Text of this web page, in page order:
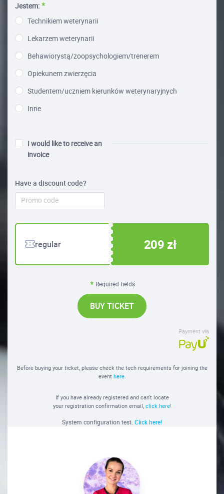
Jestem:
Technikiem weterynarii
Lekarzem weterynarii
Behawiorystą/zoopsychologiem/trenerem
Opiekunem zwierzęcia
Studentem/uczniem kierunków weterynaryjnych
Inne
I would like to receive an
invoice
Have a discount code?
regular 209 zł
Required fields
BUY TICKET
Payment via
Before buying your ticket, please check the tech requirements for joining the
event here.
If you have already registered and can't locate
your registration confirmation email, click here!
System configuration test. Click here!